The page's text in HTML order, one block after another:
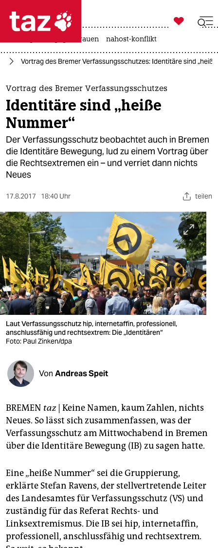
 taz zahl ich
taz zahl ich
themen
politik
öko
gesellschaft
kultur
sport
berlin
nord
wahrheit
verlag
verlag
veranstaltungen
shop
fragen & hilfe
unterstützen
genossenschaft
epaper login

taz zahl ich
gewalt gegen frauen nahost-konflikt
Vortrag des Bremer Verfassungsschutzes: Identitäre sind „heiße
Vortrag des Bremer Verfassungsschutzes
Identitäre sind „heiße
Nummer“
Der Verfassungsschutz beobachtet auch in Bremen
die Identitäre Bewegung, lud zu einem Vortrag über
die Rechtsextremen ein – und verriet dann nichts
Neues
17.8.2017 18:40 Uhr teilen
Laut Verfassungsschutz hip, internetaffin, professionell,
anschlussfähig und rechtsextrem: Die „Identitären“
Foto: Paul Zinken/dpa
Von Andreas Speit
BREMEN taz| Keine Namen, kaum Zahlen, nichts
Neues. So lässt sich zusammenfassen, was der
Verfassungsschutz am Mittwochabend in Bremen
über die Identitäre Bewegung (IB) zu sagen hatte.
Eine „heiße Nummer“ sei die Gruppierung,
erklärte Stefan Ravens, der stellvertretende Leiter
des Landesamtes für Verfassungsschutz (VS) und
zuständig für das Referat Rechts- und
Linksextremismus. Die IB sei hip, internetaffin,
professionell, anschlussfähig und rechtsextrem.